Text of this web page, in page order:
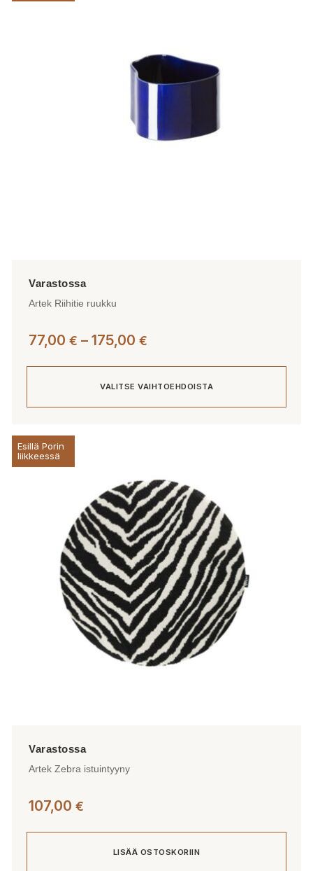
Artek Riihitie ruukku
77,00 € – 175,00 €
175,00 €
VALITSE VAIHTOEHDOISTA
tuotteella
on
Esillä Porin
liikkeessä
Artek Zebra istuintyyny
107,00 €
LISÄÄ OSTOSKORIIN